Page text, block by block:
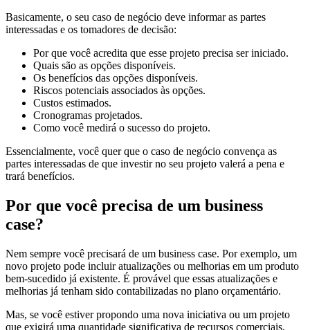
Basicamente, o seu caso de negócio deve informar as partes
interessadas e os tomadores de decisão:
Por que você acredita que esse projeto precisa ser iniciado.
Quais são as opções disponíveis.
Os benefícios das opções disponíveis.
Riscos potenciais associados às opções.
Custos estimados.
Cronogramas projetados.
Como você medirá o sucesso do projeto.
Essencialmente, você quer que o caso de negócio convença as
partes interessadas de que investir no seu projeto valerá a pena e
trará benefícios.
Por que você precisa de um business
case?
Nem sempre você precisará de um business case. Por exemplo, um
novo projeto pode incluir atualizações ou melhorias em um produto
bem-sucedido já existente. É provável que essas atualizações e
melhorias já tenham sido contabilizadas no plano orçamentário.
Mas, se você estiver propondo uma nova iniciativa ou um projeto
que exigirá uma quantidade significativa de recursos comerciais,